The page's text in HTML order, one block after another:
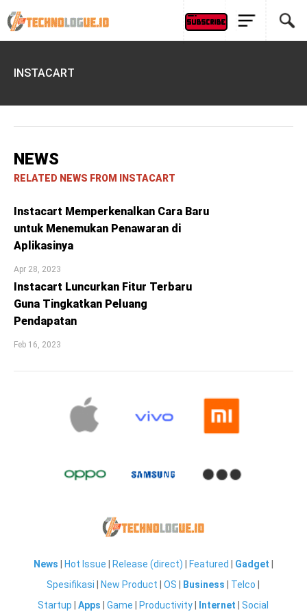
INSTACART
NEWS
RELATED NEWS FROM INSTACART
Instacart Memperkenalkan Cara Baru
untuk Menemukan Penawaran di
Aplikasinya
Apr 28, 2023
Instacart Luncurkan Fitur Terbaru
Guna Tingkatkan Peluang
Pendapatan
Feb 16, 2023
News Hot Issue Release (direct) Featured Gadget
Spesifikasi
New Product |OS Business Telco
Startup |Apps |Game Productivity Internet |Social